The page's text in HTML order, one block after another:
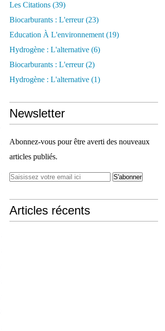
Les Citations (39)
Biocarburants : L'erreur(23)
Education À L'environnement (19)
Hydrogène : L'alternative (6)
Biocarburants : L'erreur(2)
Hydrogène : L'alternative (1)
Newsletter
Abonnez-vous pour être averti des nouveaux
articles publiés.
Articles récents